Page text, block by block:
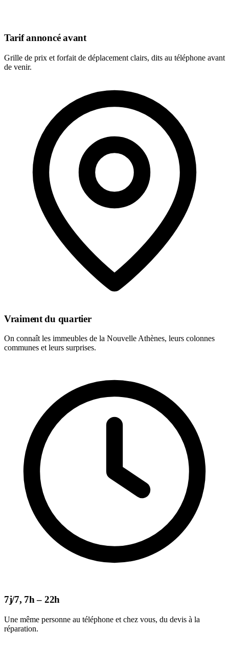
Tarif annoncé avant
Grille de prix et forfait de déplacement clairs, dits au téléphone avant
de venir.
Vraiment du quartier
On connaît les immeubles de la Nouvelle Athènes, leurs colonnes
communes et leurs surprises.
7j/7, 7h – 22h
Une même personne au téléphone et chez vous, du devis à la
réparation.